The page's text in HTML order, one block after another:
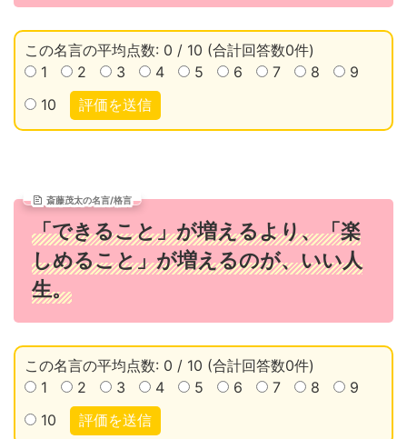
この名言の平均点数: 0 / 10 (合計回答数0件)
1
2 3 4 5 6 7 8
9
10
評価を送信
斎藤茂太の名言/格言
「できること」が増えるより、「楽
しめること」が増えるのが、いい人
生。
この名言の平均点数: 0 / 10 (合計回答数0件)
1
2 3 4 5 6 7 8
9
10
評価を送信